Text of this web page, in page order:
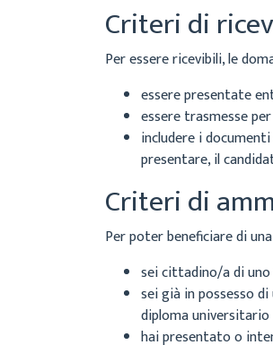
Criteri di
Per essere ricevibili, le
essere presentate
essere trasmesse
includere i
presentare, il
Criteri di
Per poter beneficiare di
sei cittadino/a di uno
sei già in possesso
diploma
hai presentato o